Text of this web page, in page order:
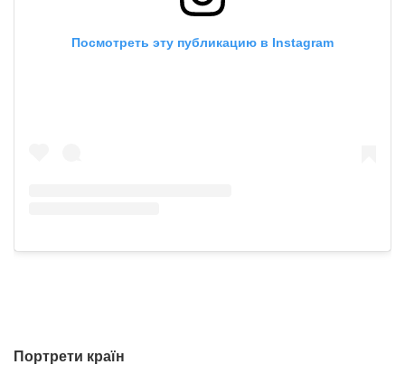
Посмотреть эту публикацию в Instagram
Портрети країн